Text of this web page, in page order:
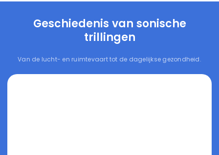
Geschiedenis van sonische
trillingen
Van de lucht- en ruimtevaart tot de dagelijkse gezondheid.